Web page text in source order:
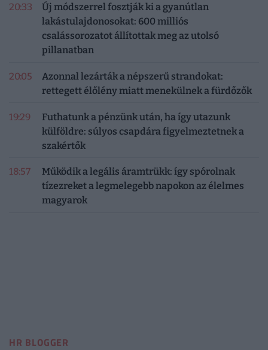
20:33
Új módszerrel fosztják ki a gyanútlan
lakástulajdonosokat: 600 milliós
csalássorozatot állítottak meg az utolsó
pillanatban
20:05
Azonnal lezárták a népszerű strandokat:
rettegett élőlény miatt menekülnek a fürdőzők
19:29
Futhatunk a pénzünk után, ha így utazunk
külföldre: súlyos csapdára figyelmeztetnek a
szakértők
18:57
Működik a legális áramtrükk: így spórolnak
tízezreket a legmelegebb napokon az élelmes
magyarok
HR BLOGGER